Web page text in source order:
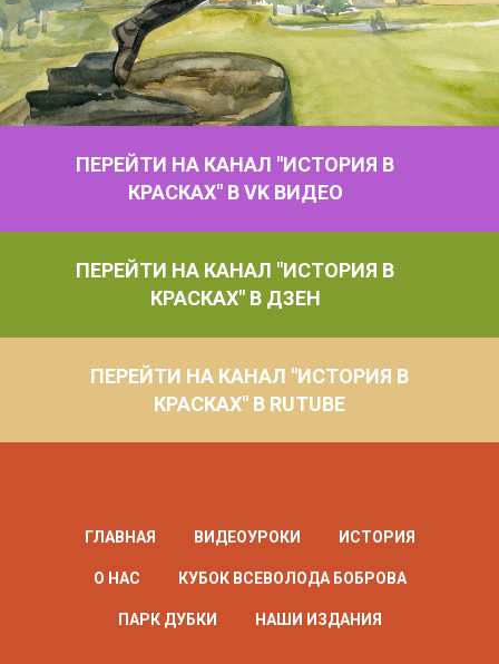
ПЕРЕЙТИ НА КАНАЛ "ИСТОРИЯ В
КРАСКАХ" В VK ВИДЕО
ПЕРЕЙТИ НА КАНАЛ "ИСТОРИЯ В
КРАСКАХ" В ДЗЕН
ПЕРЕЙТИ НА КАНАЛ "ИСТОРИЯ В
КРАСКАХ" В RUTUBE
ГЛАВНАЯ ВИДЕОУРОКИ ИСТОРИЯ
О НАС КУБОК ВСЕВОЛОДА БОБРОВА
ПАРК ДУБКИ НАШИ ИЗДАНИЯ